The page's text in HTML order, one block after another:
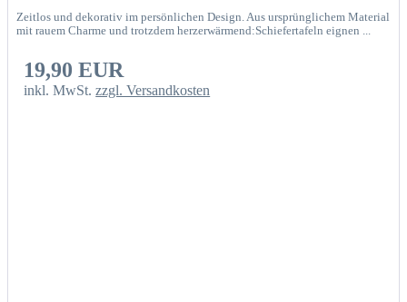
Zeitlos und dekorativ im persönlichen Design. Aus ursprünglichem Material
mit rauem Charme und trotzdem herzerwärmend:Schiefertafeln eignen ...
19,90 EUR
inkl. MwSt.zzgl. Versandkosten